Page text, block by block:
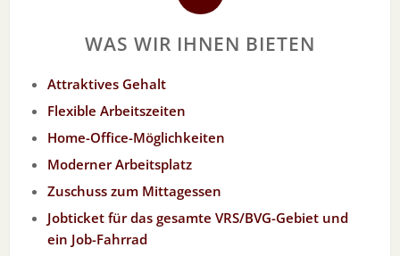
WAS WIR IHNEN BIETEN
Attraktives Gehalt
Flexible Arbeitszeiten
Home-Office-Möglichkeiten
Moderner Arbeitsplatz
Zuschuss zum Mittagessen
Jobticket für das gesamte VRS/BVG-Gebiet und
ein Job-Fahrrad